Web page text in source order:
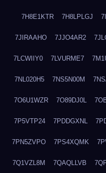
7H8E1KTR 7H8LPLGJ
7JIRAAHO 7JJO4AR2
7LCWIIY0 7LVURME7
7NL020H5 7NS5N00M
7O6U1WZR 7O89DJ0L
7P5VTP24 7PDDGXNL
7PN5ZVPO 7PS4XQMK
7Q1VZL8M 7QAQLLVB